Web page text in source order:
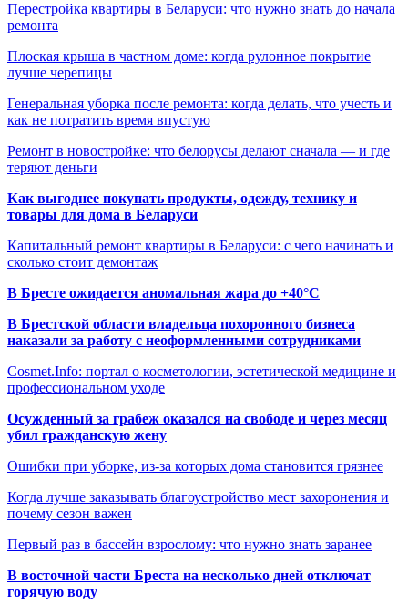
Перестройка квартиры в Беларуси: что нужно знать до начала
ремонта
Плоская крыша в частном доме: когда рулонное покрытие
лучше черепицы
Генеральная уборка после ремонта: когда делать, что учесть и
как не потратить время впустую
Ремонт в новостройке: что белорусы делают сначала — и где
теряют деньги
Как выгоднее покупать продукты, одежду, технику и
товары для дома в Беларуси
Капитальный ремонт квартиры в Беларуси: с чего начинать и
сколько стоит демонтаж
В Бресте ожидается аномальная жара до +40°C
В Брестской области владельца похоронного бизнеса
наказали за работу с неоформленными сотрудниками
Cosmet.Info: портал о косметологии, эстетической медицине и
профессиональном уходе
Осужденный за грабеж оказался на свободе и через месяц
убил гражданскую жену
Ошибки при уборке, из-за которых дома становится грязнее
Когда лучше заказывать благоустройство мест захоронения и
почему сезон важен
Первый раз в бассейн взрослому: что нужно знать заранее
В восточной части Бреста на несколько дней отключат
горячую воду